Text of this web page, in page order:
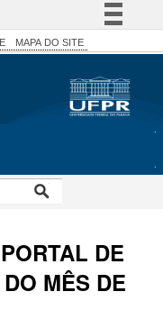
Simplifique!
Canais
MAPA DO SITE
DE
MÊS DE